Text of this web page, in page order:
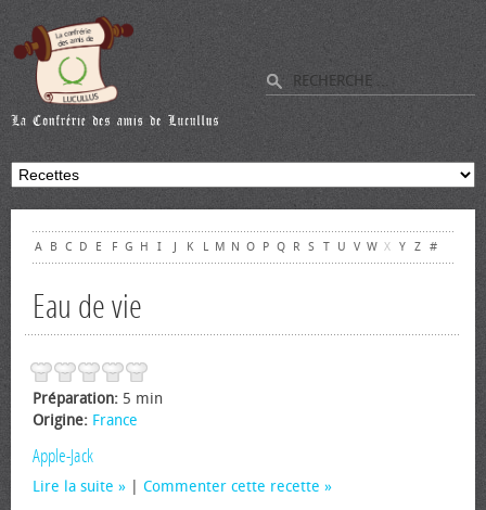
A B C D E F G H I J K L M N O P Q R S T U V W X Y Z #
Eau de vie
Préparation: 5 min
Origine: France
Apple-Jack
Lire la suite Commenter cette recette